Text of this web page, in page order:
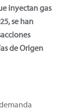
inyectan gas
se han
de Origen